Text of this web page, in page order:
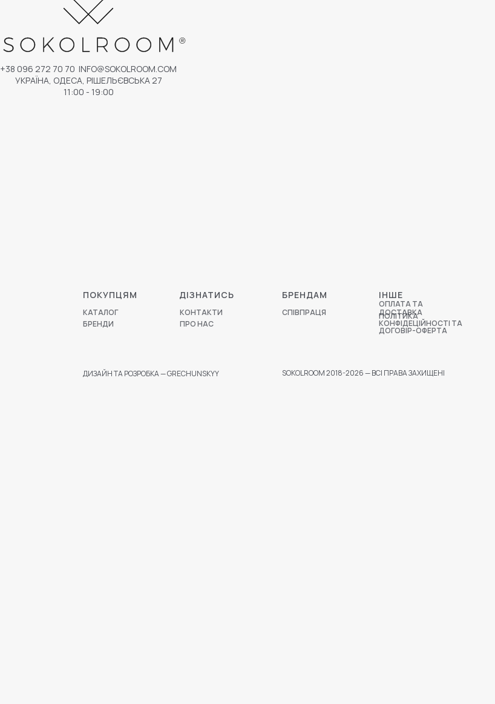
СПІВПРАЦЯ
БРЕНДАМ
ПРО НАС
ДІЗНАТИСЬ
КОНТАКТИ
ОПЛАТА ТА
ДОСТАВКА
ПОЛІТИКА
КОНФІДЕЦІЙНОСТІ ТА
ДОГОВІР-ОФЕРТА
ІНШЕ
КАТАЛОГ
БРЕНДИ
ПОКУПЦЯМ
+38 096 272 70 70 INFO@SOKOLROOM.COM
УКРАЇНА, ОДЕСА, РІШЕЛЬЄВСЬКА 27
11:00 - 19:00
SOKOLROOM 2018-2026 — ВСІ ПРАВА ЗАХИЩЕНІ
ДИЗАЙН ТА РОЗРОБКА — GRECHUNSKYY